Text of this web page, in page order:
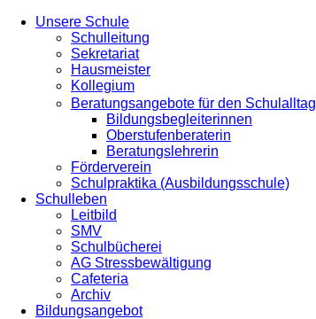
Unsere Schule
Schulleitung
Sekretariat
Hausmeister
Kollegium
Beratungsangebote für den Schulalltag
Bildungsbegleiterinnen
Oberstufenberaterin
Beratungslehrerin
Förderverein
Schulpraktika (Ausbildungsschule)
Schulleben
Leitbild
SMV
Schulbücherei
AG Stressbewältigung
Cafeteria
Archiv
Bildungsangebot